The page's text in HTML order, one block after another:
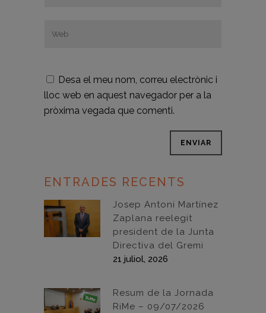
Desa el meu nom, correu electrònic i
lloc web en aquest navegador per a la
pròxima vegada que comenti.
ENTRADES RECENTS
Josep Antoni Martínez
Zaplana reelegit
president de la Junta
Directiva del Gremi
21 juliol, 2026
Resum de la Jornada
RiMe – 09/07/2026